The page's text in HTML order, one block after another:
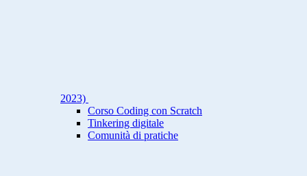
2023)
Corso Coding con Scratch
Tinkering digitale
Comunità di pratiche